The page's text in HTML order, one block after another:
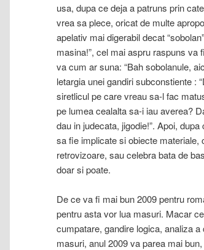
usa, dupa ce deja a patruns prin
vrea sa plece, oricat de multe
apelativ mai digerabil decat
masina!”, cel mai aspru raspuns va
va cum ar suna: “Bah sobolanule,
letargia unei gandiri subconstiente :
siretlicul pe care vreau sa-l fac
pe lumea cealalta sa-i iau averea?
dau in judecata, jigodie!”. Apoi,
sa fie implicate si obiecte
retrovizoare, sau celebra bata de
doar si poate.
De ce va fi mai bun 2009 pentru
pentru asta vor lua masuri. Macar
cumpatare, gandire logica, analiza
masuri, anul 2009 va parea mai